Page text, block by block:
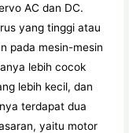
AC dan DC.
yang tinggi atau
pada mesin-mesin
lebih cocok
lebih kecil, dan
terdapat dua
yaitu motor